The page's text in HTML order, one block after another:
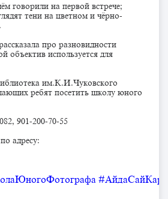
говорили на первой встрече;
тени на цветном и чёрно-
про разновидности
объектив используется для
им.К.И.Чуковского
ребят посетить школу юного
901-200-70-55
адресу: